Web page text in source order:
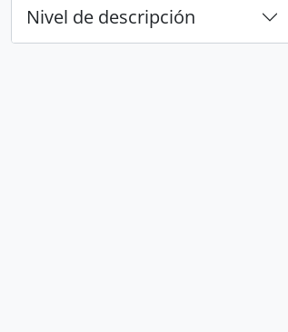
Nivel de descripción